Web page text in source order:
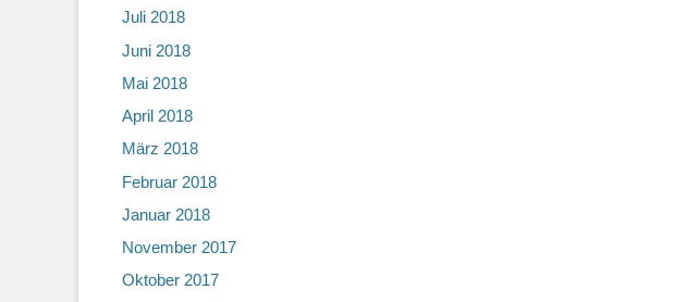
Juli 2018
Juni 2018
Mai 2018
April 2018
März 2018
Februar 2018
Januar 2018
November 2017
Oktober 2017